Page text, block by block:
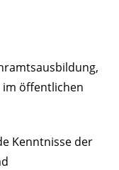
öffentlichen
Kenntnisse der